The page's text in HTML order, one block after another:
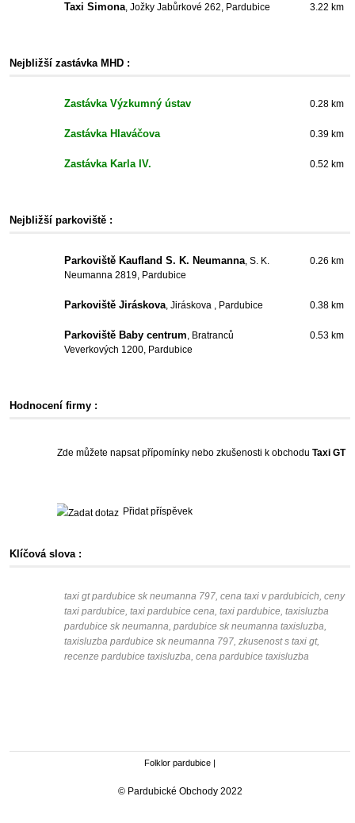
Taxi Simona, Jožky Jabůrkové 262, Pardubice 3.22 km
Nejbližší zastávka MHD :
Zastávka Výzkumný ústav 0.28 km
Zastávka Hlaváčova 0.39 km
Zastávka Karla IV. 0.52 km
Nejbližší parkoviště :
Parkoviště Kaufland S. K. Neumanna, S. K.
Neumanna 2819, Pardubice
0.26 km
Parkoviště Jiráskova, Jiráskova , Pardubice 0.38 km
Parkoviště Baby centrum, Bratranců
Veverkových 1200, Pardubice
0.53 km
Hodnocení firmy :
Zde můžete napsat přípomínky nebo zkušenosti k obchoduTaxi GT
Přidat příspěvek
Klíčová slova :
taxi gt pardubice sk neumanna 797, cena taxi v pardubicich, ceny
taxi pardubice, taxi pardubice cena, taxi pardubice, taxisluzba
pardubice sk neumanna, pardubice sk neumanna taxisluzba,
taxisluzba pardubice sk neumanna 797, zkusenost s taxi gt,
recenze pardubice taxisluzba, cena pardubice taxisluzba
Folklor pardubice
© Pardubické Obchody 2022